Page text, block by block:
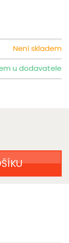
Není skladem
u dodavatele